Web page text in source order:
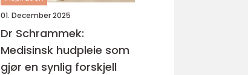
01. December 2025
Dr Schrammek:
Medisinsk hudpleie som
gjør en synlig forskjell